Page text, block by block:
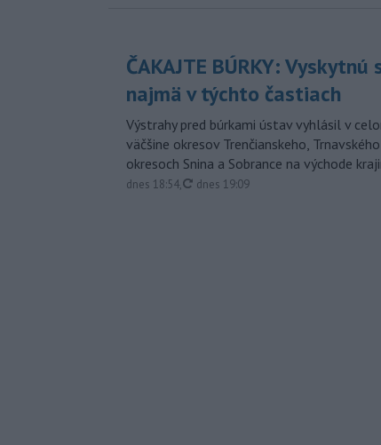
ČAKAJTE BÚRKY:
najmä v týchto častiach
Výstrahy pred búrkami ústav vyhlásil v
väčšine okresov Trenčianskeho,
okresoch Snina a Sobrance na východe
dnes 18:54, aktualizované
dnes 19:09